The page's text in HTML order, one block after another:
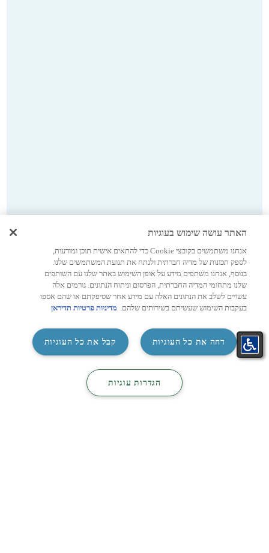
קטלוג
מיזוג
קטלוג
חשמל
האתר עושה שימוש בעוגיות
אנחנו משתמשים בקובצי Cookie כדי להתאים אישית תוכן ומודעות,
לספק תכונות של מדיה חברתית ולנתח את תנועת המשתמשים שלנו.
בנוסף, אנחנו משתפים מידע על אופן השימוש באתר שלנו עם השותפים
שלנו מתחומי המדיה החברתית, הפרסום וניתוח הנתונים. גורמים אלה
עשויים לשלב את הנתונים האלה עם מידע אחר שסיפקתם או שהם אספו
בעקבות השימוש שעשיתם בשירותים שלהם. מדיניות פרטיות תדיראן
קבל את כל העוגיות ‏דחה את כל העוגיות
‏הגדרות עוגיות